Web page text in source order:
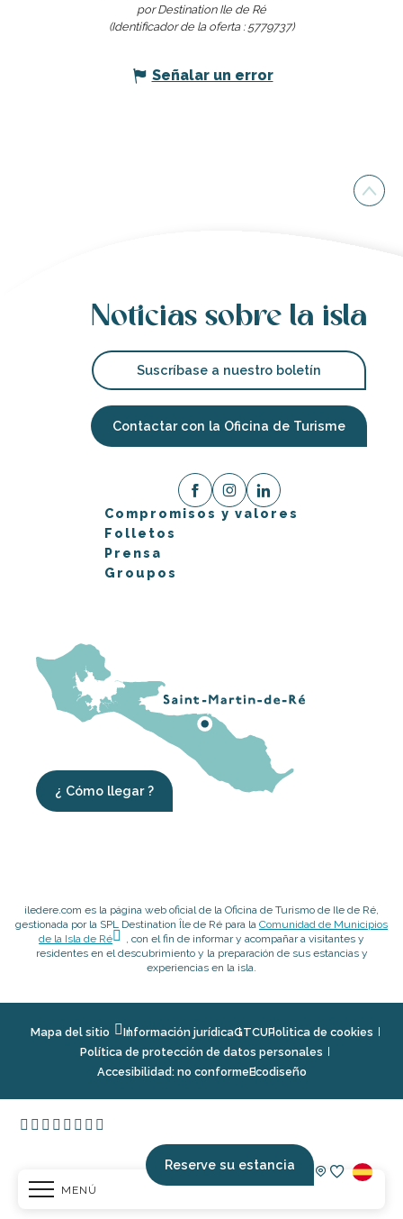
MENÚ
Reserve su estancia
por Destination Ile de Ré
(Identificador de la oferta : 5779737)
Señalar un error
Noticias sobre la isla
Suscríbase a nuestro boletín
Contactar con la Oficina de Turisme
Compromisos y valores
Folletos
Prensa
Groupos
¿ Cómo llegar ?
iledere.com es la página web oficial de la Oficina de Turismo de Ile de Ré,
gestionada por la SPL Destination Île de Ré para la Comunidad de Municipios
de la Isla de Ré
, con el fin de informar y acompañar a visitantes y
residentes en el descubrimiento y la preparación de sus estancias y
experiencias en la isla.
Mapa del sitio Información jurídicaGTCUPolitica de cookies
Política de protección de datos personales
Accesibilidad: no conformeEcodiseño